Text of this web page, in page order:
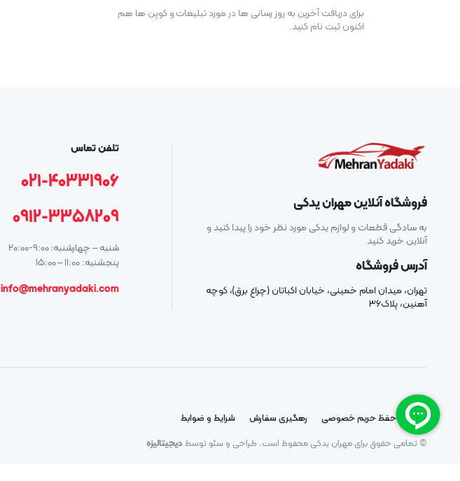
برای دریافت آخرین به روز رسانی ها در مورد تبلیغات و کوپن ها هم
اکنون ثبت نام کنید.
فروشگاه آنلاین مهران یدکی
به سادگی قطعات و لوازم یدکی مورد نظر خود را پیدا کنید و
آنلاین خرید کنید
آدرس فروشگاه
تهران، میدان امام خمینی، خیابان اکباتان (چراغ برق)، کوچه
آهنین، پلاک۳۶
تلفن تماس
021-40331906
0912-3358209
شنبه – چهارشنبه: 9:00-20:00
پنجشنبه: 11:00 – 15:00
info@mehranyadaki.com
سیاست حفظ حریم خصوصی رهگیری سفارش
شرایط و ضوابط
© تمامی حقوق برای مهران یدکی محفوظ است. طراحی و سئو توسطدیجیتالیزه